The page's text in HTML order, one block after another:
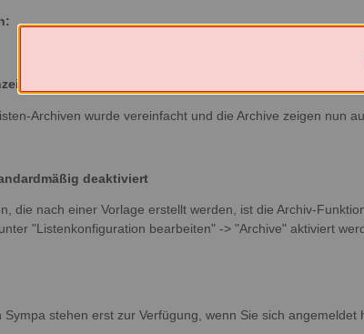
der Archive
Archiven wurde vereinfacht und die Archive zeigen nun
deaktiviert
die nach einer Vorlage erstellt werden, ist die Archiv-
"Listenkonfiguration bearbeiten" -> "Archive" aktiviert
Sympa stehen erst zur Verfügung, wenn Sie sich